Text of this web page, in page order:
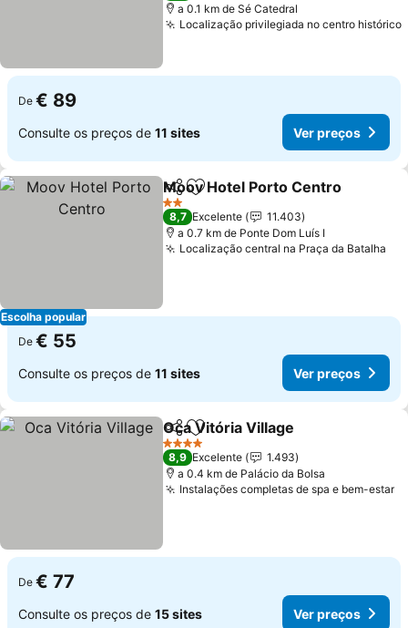
a 0.1 km de Sé Catedral
Localização privilegiada no centro histórico
De € 89
Consulte os preços de 11 sites Ver preços
Escolha popular
PartilharAdicionar aos favoritos
Moov Hotel Porto Centro
2 Estrelas
8,7 Excelente
11.403
a 0.7 km de Ponte Dom Luís I
Localização central na Praça da Batalha
De € 55
Consulte os preços de 11 sites Ver preços
PartilharAdicionar aos favoritos
Oca Vitória Village
4 Estrelas
8,9 Excelente
1.493
a 0.4 km de Palácio da Bolsa
Instalações completas de spa e bem-estar
De € 77
Consulte os preços de 15 sites Ver preços